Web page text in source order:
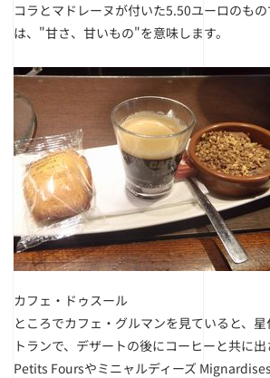
コラとマドレーヌが付いた5.50ユーロのも
は、"甘さ、甘いもの"を意味します。
カフェ・ドゥスール
ところでカフェ・グルマンを見ていると、
トランで、デザートの後にコーヒーと共に
Petits Foursやミニャルディーズ